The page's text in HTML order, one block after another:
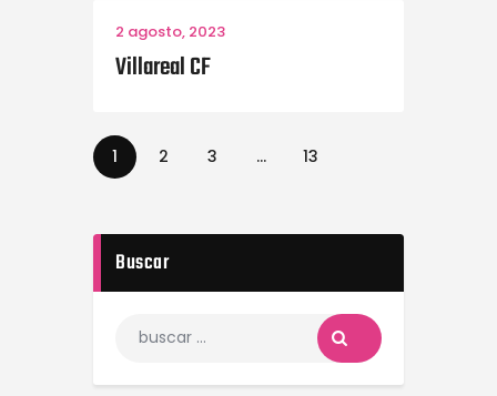
2 agosto, 2023
Villareal CF
1 2 3 … 13
Buscar